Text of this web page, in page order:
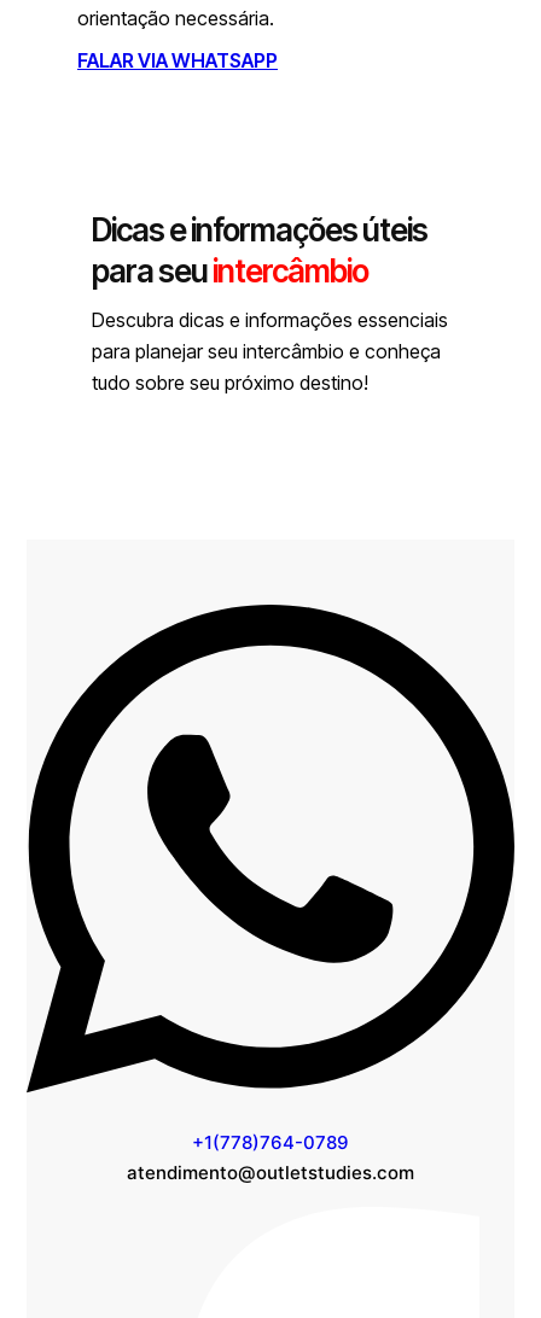
orientação necessária.
FALAR VIA WHATSAPP
Dicas e informações úteis
para seuintercâmbio
Descubra dicas e informações essenciais
para planejar seu intercâmbio e conheça
tudo sobre seu próximo destino!
+1 (778) 764-0789
atendimento@outletstudies.com